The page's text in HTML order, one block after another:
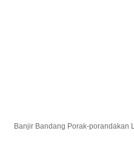
Banjir Bandang Porak-porandakan